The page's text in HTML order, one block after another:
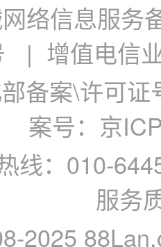
络信息服务
| 增值电信
备案\许可
案号：京
线：010-
服务
2025